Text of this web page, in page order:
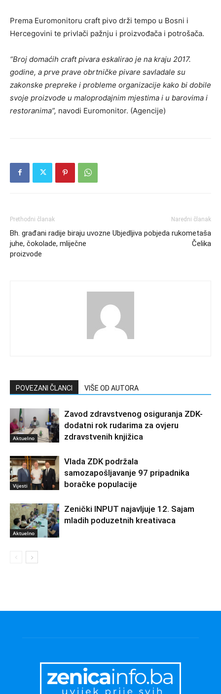
Prema Euromonitoru craft pivo drži tempo u Bosni i
Hercegovini te privlači pažnju i proizvođača i potrošača.
“Broj domaćih craft pivara eskalirao je na kraju 2017.
godine, a prve prave obrtničke pivare savladale su
zakonske prepreke i probleme organizacije kako bi dobile
svoje proizvode u maloprodajnim mjestima i u barovima i
restoranima”, navodi Euromonitor. (Agencije)
Prethodni članak
Bh. građani radije biraju uvozne
juhe, čokolade, mliječne
proizvode
Naredni članak
Ubjedljiva pobjeda rukometaša
Čelika
POVEZANI ČLANCI VIŠE OD AUTORA
Aktuelno
Zavod zdravstvenog osiguranja ZDK-
dodatni rok rudarima za ovjeru
zdravstvenih knjižica
Vijesti
Vlada ZDK podržala
samozapošljavanje 97 pripadnika
boračke populacije
Aktuelno
Zenički INPUT najavljuje 12. Sajam
mladih poduzetnih kreativaca